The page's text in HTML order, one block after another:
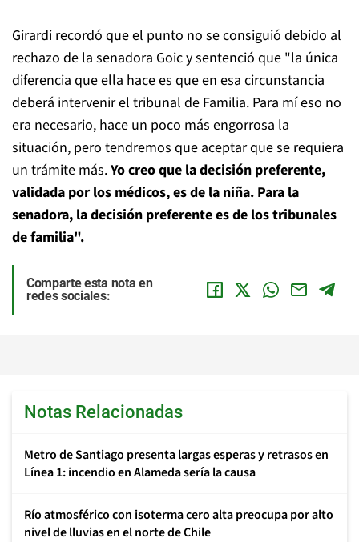
Girardi recordó que el punto no se consiguió debido al
rechazo de la senadora Goic y sentenció que "la única
diferencia que ella hace es que en esa circunstancia
deberá intervenir el tribunal de Familia. Para mí eso no
era necesario, hace un poco más engorrosa la
situación, pero tendremos que aceptar que se requiera
un trámite más.Yo creo que la decisión preferente,
validada por los médicos, es de la niña. Para la
senadora, la decisión preferente es de los tribunales
de familia".
Comparte esta nota en
redes sociales:
Notas Relacionadas
Metro de Santiago presenta largas esperas y retrasos en
Línea 1: incendio en Alameda sería la causa
Río atmosférico con isoterma cero alta preocupa por alto
nivel de lluvias en el norte de Chile